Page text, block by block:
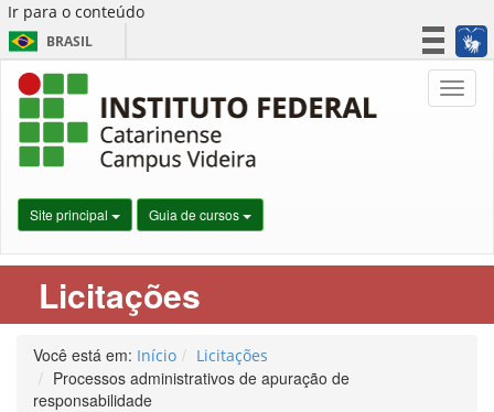
Ir para o conteúdo
BRASIL
Simplifique!
Site principal Guia de cursos
Licitações
Você está em: Início Licitações
Processos administrativos de apuração de
responsabilidade